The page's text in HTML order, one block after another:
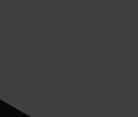
Makera